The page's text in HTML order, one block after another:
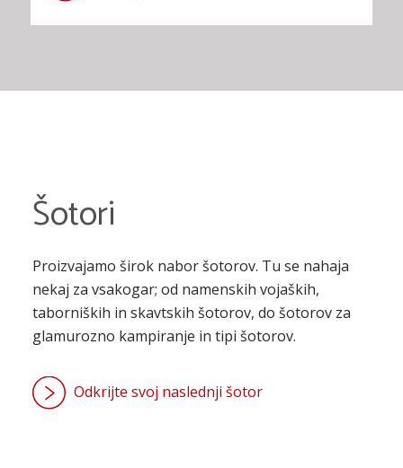
Šotori
Proizvajamo širok nabor šotorov. Tu se nahaja
nekaj za vsakogar; od namenskih vojaških,
taborniških in skavtskih šotorov, do šotorov za
glamurozno kampiranje in tipi šotorov.
Odkrijte svoj naslednji šotor